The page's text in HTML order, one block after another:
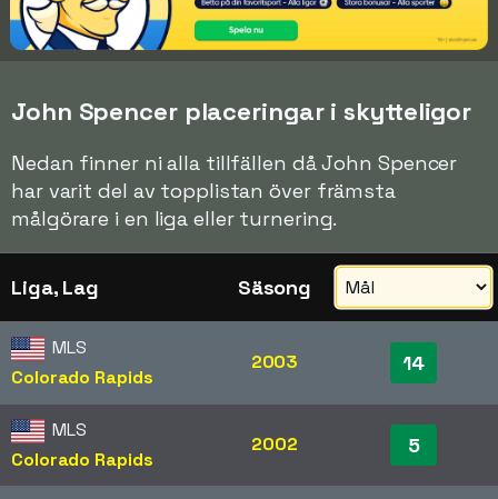
John Spencer placeringar i skytteligor
Nedan finner ni alla tillfällen då John Spencer
har varit del av topplistan över främsta
målgörare i en liga eller turnering.
Liga, Lag Säsong
MLS
Colorado Rapids
2003 14
MLS
Colorado Rapids
2002 5